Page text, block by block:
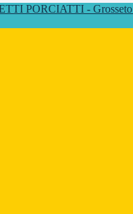
PORCIATTI - Grosseto